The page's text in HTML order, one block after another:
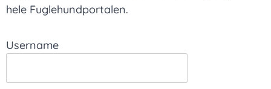
hele Fuglehundportalen.
Username